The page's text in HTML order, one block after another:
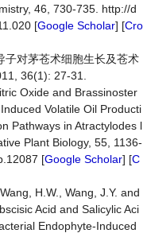
46, 730-735. http://d
[Google Scholar] [Cro
子对茅苍术细胞生长及苍术
36(1): 27-31.
Oxide and Brassinoster
Volatile Oil Producti
Pathways in Atractylodes l
Plant Biology, 55, 1136-
[Google Scholar] [C
H.W., Wang, J.Y. and
Acid and Salicylic Aci
Endophyte-Induced